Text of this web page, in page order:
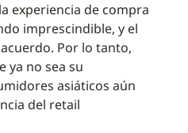
experiencia de compra
imprescindible, y el
Por lo tanto,
ya no sea su
asiáticos aún
del retail